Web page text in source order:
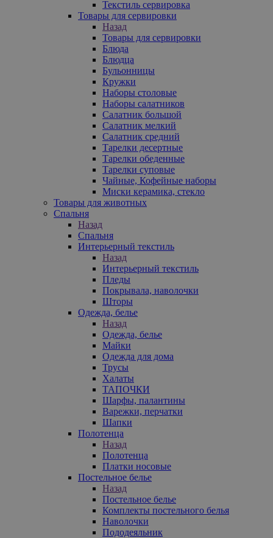
Текстиль сервировка
Товары для сервировки
Назад
Товары для сервировки
Блюда
Блюдца
Бульонницы
Кружки
Наборы столовые
Наборы салатников
Салатник большой
Салатник мелкий
Салатник средний
Тарелки десертные
Тарелки обеденные
Тарелки суповые
Чайные, Кофейные наборы
Миски керамика, стекло
Товары для животных
Спальня
Назад
Спальня
Интерьерный текстиль
Назад
Интерьерный текстиль
Пледы
Покрывала, наволочки
Шторы
Одежда, белье
Назад
Одежда, белье
Майки
Одежда для дома
Трусы
Халаты
ТАПОЧКИ
Шарфы, палантины
Варежки, перчатки
Шапки
Полотенца
Назад
Полотенца
Платки носовые
Постельное белье
Назад
Постельное белье
Комплекты постельного белья
Наволочки
Пододеяльник